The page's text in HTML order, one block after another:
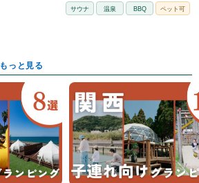
サウナ 温泉 BBQ ペット可
もっと見る